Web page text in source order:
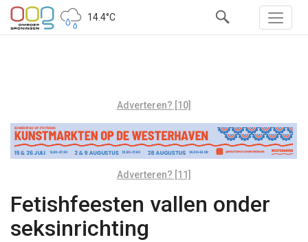
14.4°C
Adverteren? [10]
Adverteren? [11]
Fetishfeesten vallen onder
seksinrichting